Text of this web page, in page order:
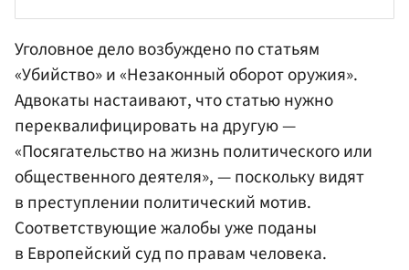
Уголовное дело возбуждено по статьям
«Убийство» и «Незаконный оборот оружия».
Адвокаты настаивают, что статью нужно
переквалифицировать на другую —
«Посягательство на жизнь политического или
общественного деятеля», — поскольку видят
в преступлении политический мотив.
Соответствующие жалобы уже поданы
в Европейский суд по правам человека.